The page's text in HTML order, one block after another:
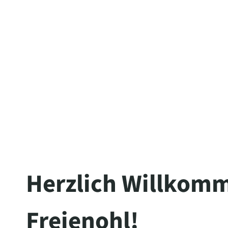
Herzlich